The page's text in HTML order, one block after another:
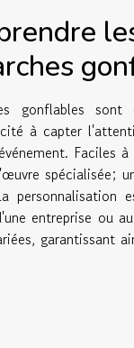
gonflables sont
à capter
Faciles
spécialisée;
entreprise ou
garantissant